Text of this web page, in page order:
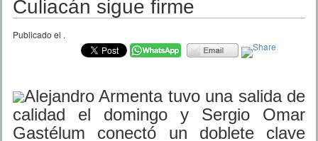
TEMPORADAS
Culiacán sigue firme
Publicado el .
Alejandro Armenta tuvo una salida de
calidad el domingo y Sergio Omar
Gastélum conectó un doblete clave